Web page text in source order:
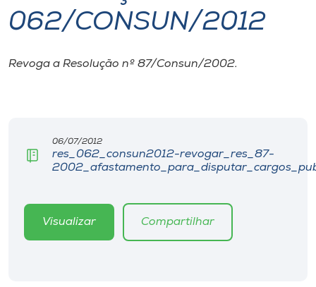
I.nova
Diplomados
CPA
Editora
062/CONSUN/2012
Revoga a Resolução nº 87/Consun/2002.
06/07/2012
res_062_consun2012-revogar_res_87-
Visualizar Compartilhar